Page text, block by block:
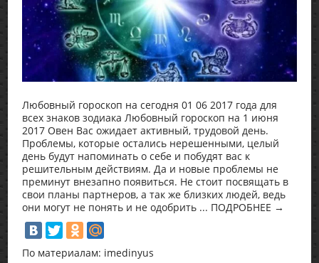
Любовный гороскоп на сегодня 01 06 2017 года для
всех знаков зодиака Любовный гороскоп на 1 июня
2017 Овен Вас ожидает активный, трудовой день.
Проблемы, которые остались нерешенными, целый
день будут напоминать о себе и побудят вас к
решительным действиям. Да и новые проблемы не
преминут внезапно появиться. Не стоит посвящать в
свои планы партнеров, а так же близких людей, ведь
они могут не понять и не одобрить ... ПОДРОБНЕЕ →
По материалам: imedinyus